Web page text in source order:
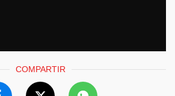
COMPARTIR